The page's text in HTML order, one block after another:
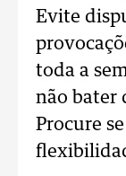
Evite
toda a
não bater
Procure